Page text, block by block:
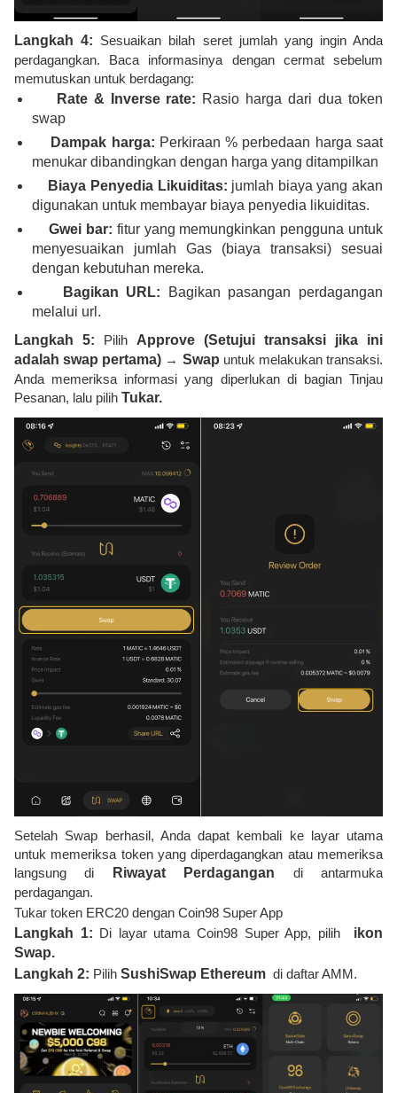
Langkah 4: Sesuaikan bilah seret jumlah yang ingin Anda
perdagangkan. Baca informasinya dengan cermat sebelum
memutuskan untuk berdagang:
Rate & Inverse rate: Rasio harga dari dua token
swap
Dampak harga: Perkiraan % perbedaan harga saat
menukar dibandingkan dengan harga yang ditampilkan
Biaya Penyedia Likuiditas: jumlah biaya yang akan
digunakan untuk membayar biaya penyedia likuiditas.
Gwei bar: fitur yang memungkinkan pengguna untuk
menyesuaikan jumlah Gas (biaya transaksi) sesuai
dengan kebutuhan mereka.
Bagikan URL: Bagikan pasangan perdagangan
melalui url.
Langkah 5: Pilih Approve (Setujui transaksi jika ini
adalah swap pertama) → Swap untuk melakukan transaksi.
Anda memeriksa informasi yang diperlukan di bagian Tinjau
Pesanan, lalu pilih Tukar.
Setelah Swap berhasil, Anda dapat kembali ke layar utama
untuk memeriksa token yang diperdagangkan atau memeriksa
langsung di
Riwayat Perdagangan di antarmuka
perdagangan.
Tukar token ERC20 dengan Coin98 Super App
Langkah 1: Di layar utama Coin98 Super App, pilih
ikon
Swap.
Langkah 2: Pilih SushiSwap Ethereum di daftar AMM.